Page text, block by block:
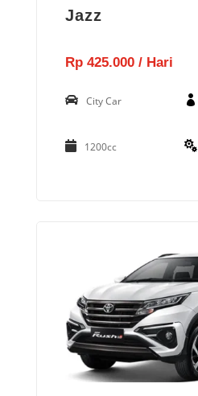
Jazz
Rp 425.000 / Hari
City Car
1200cc